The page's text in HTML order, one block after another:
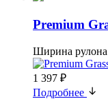
Premium
Ширина
1 397 ₽
Подробнее